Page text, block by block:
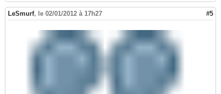
LeSmurf, le 02/01/2012 à 17h27 #5